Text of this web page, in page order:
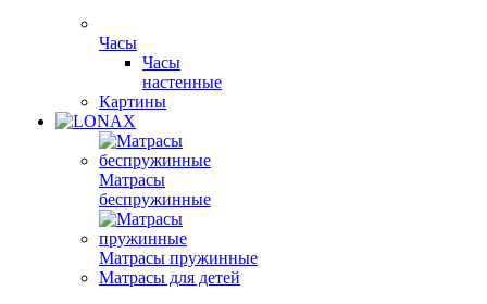
Часы
Часы
настенные
Картины
Матрасы
беспружинные
Матрасы пружинные
Матрасы для детей